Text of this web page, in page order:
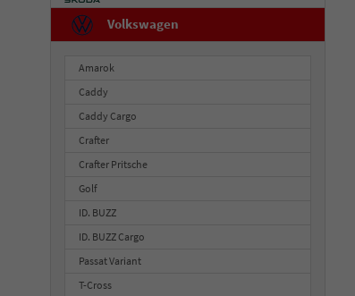
Volkswagen
Amarok
Caddy
Caddy Cargo
Crafter
Crafter Pritsche
Golf
ID. BUZZ
ID. BUZZ Cargo
Passat Variant
T-Cross